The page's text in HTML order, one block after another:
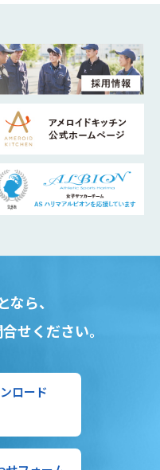
ら、
せください。
ロード